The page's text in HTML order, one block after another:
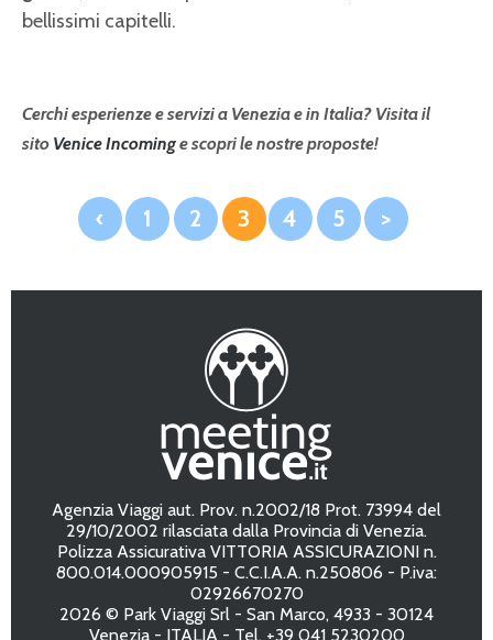
bellissimi capitelli.
Cerchi esperienze e servizi a Venezia e in Italia? Visita il
sito Venice Incominge scopri le nostre proposte!
‹ 1 2 3 4 5 >
Agenzia Viaggi aut. Prov. n.2002/18 Prot. 73994 del
29/10/2002 rilasciata dalla Provincia di Venezia.
Polizza Assicurativa VITTORIA ASSICURAZIONI n.
800.014.000905915 - C.C.I.A.A. n.250806 - P.iva:
02926670270
2026 © Park Viaggi Srl - San Marco, 4933 - 30124
Venezia - ITALIA - Tel. +39 041 5230200